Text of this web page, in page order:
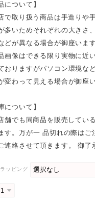
について】
で取り扱う商品は手造りや
多いためそれぞれの大きさ
どが異なる場合が御座いま
画像はできる限り実物に近
おりますがパソコン環境な
変わって見える場合が御座い
について】
舗でも同商品を販売してい
す。万が一 品切れの際はご
連絡させて頂きます。 御了
ッピング